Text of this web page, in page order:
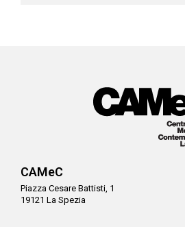
CAMeC
Piazza Cesare Battisti, 1
19121 La Spezia